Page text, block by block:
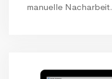
manuelle Nacharbeit.